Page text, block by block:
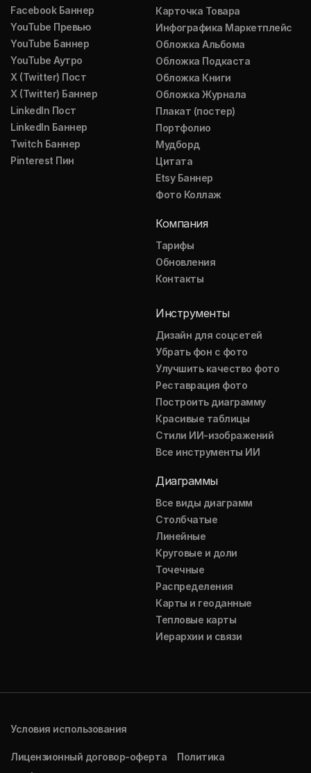
Facebook Баннер
YouTube Превью
YouTube Баннер
YouTube Аутро
X (Twitter) Пост
X (Twitter) Баннер
LinkedIn Пост
LinkedIn Баннер
Twitch Баннер
Pinterest Пин
Карточка Товара
Инфографика Маркетплейс
Обложка Альбома
Обложка Подкаста
Обложка Книги
Обложка Журнала
Плакат (постер)
Портфолио
Мудборд
Цитата
Etsy Баннер
Фото Коллаж
Компания
Тарифы
Обновления
Контакты
Инструменты
Дизайн для соцсетей
Убрать фон с фото
Улучшить качество фото
Реставрация фото
Построить диаграмму
Красивые таблицы
Стили ИИ-изображений
Все инструменты ИИ
Диаграммы
Все виды диаграмм
Столбчатые
Линейные
Круговые и доли
Точечные
Распределения
Карты и геоданные
Тепловые карты
Иерархии и связи
Условия использования
Лицензионный договор-оферта
Политика